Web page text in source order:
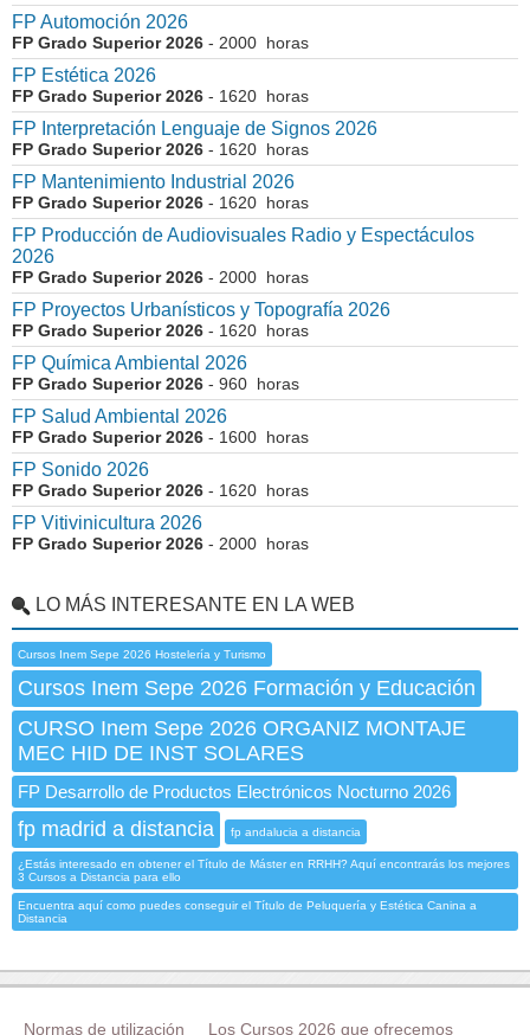
FP Automoción 2026
FP Grado Superior 2026 - 2000 horas
FP Estética 2026
FP Grado Superior 2026 - 1620 horas
FP Interpretación Lenguaje de Signos 2026
FP Grado Superior 2026 - 1620 horas
FP Mantenimiento Industrial 2026
FP Grado Superior 2026 - 1620 horas
FP Producción de Audiovisuales Radio y Espectáculos
2026
FP Grado Superior 2026 - 2000 horas
FP Proyectos Urbanísticos y Topografía 2026
FP Grado Superior 2026 - 1620 horas
FP Química Ambiental 2026
FP Grado Superior 2026 - 960 horas
FP Salud Ambiental 2026
FP Grado Superior 2026 - 1600 horas
FP Sonido 2026
FP Grado Superior 2026 - 1620 horas
FP Vitivinicultura 2026
FP Grado Superior 2026 - 2000 horas
LO MÁS INTERESANTE EN LA WEB
Cursos Inem Sepe 2026 Hostelería y Turismo
Cursos Inem Sepe 2026 Formación y Educación
CURSO Inem Sepe 2026 ORGANIZ MONTAJE
MEC HID DE INST SOLARES
FP Desarrollo de Productos Electrónicos Nocturno 2026
fp madrid a distancia fp andalucia a distancia
¿Estás interesado en obtener el Título de Máster en RRHH? Aquí encontrarás los mejores
3 Cursos a Distancia para ello
Encuentra aquí como puedes conseguir el Título de Peluquería y Estética Canina a
Distancia
Normas de utilización Los Cursos 2026 que ofrecemos